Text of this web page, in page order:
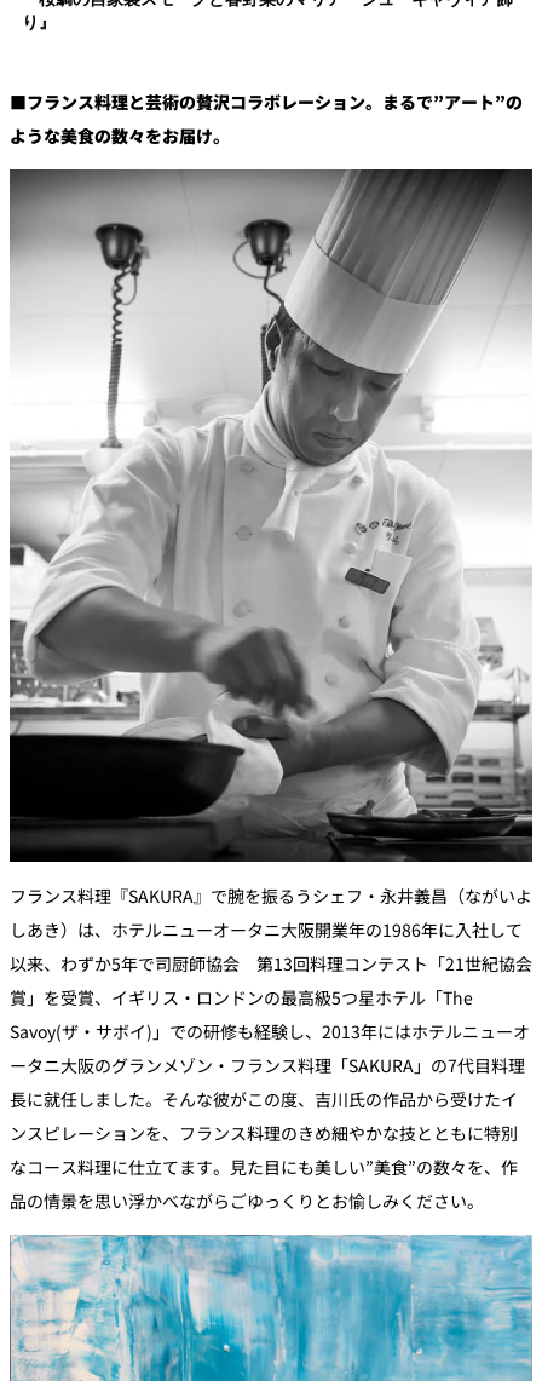
り』
■フランス料理と芸術の贅沢コラボレーション。まるで”アート”の
ような美食の数々をお届け。
フランス料理『SAKURA』で腕を振るうシェフ・永井義昌（ながいよ
しあき）は、ホテルニューオータニ大阪開業年の1986年に入社して
以来、わずか5年で司厨師協会 第13回料理コンテスト「21世紀協会
賞」を受賞、イギリス・ロンドンの最高級5つ星ホテル「The
Savoy(ザ・サボイ)」での研修も経験し、2013年にはホテルニューオ
ータニ大阪のグランメゾン・フランス料理「SAKURA」の7代目料理
長に就任しました。そんな彼がこの度、吉川氏の作品から受けたイ
ンスピレーションを、フランス料理のきめ細やかな技とともに特別
なコース料理に仕立てます。見た目にも美しい”美食”の数々を、作
品の情景を思い浮かべながらごゆっくりとお愉しみください。